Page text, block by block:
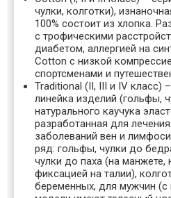
чулки, колготки),
100% состоит из хлопка.
с трофическими
диабетом, аллергией на
Cotton с низкой
спортсменами и
Traditional (II, III и IV класс)
линейка изделий (гольфы,
натурального каучука
разработанная для
заболеваний вен и
ряд: гольфы, чулки до
чулки до паха (на манжете,
фиксацией на талии),
беременных, для мужчин (с